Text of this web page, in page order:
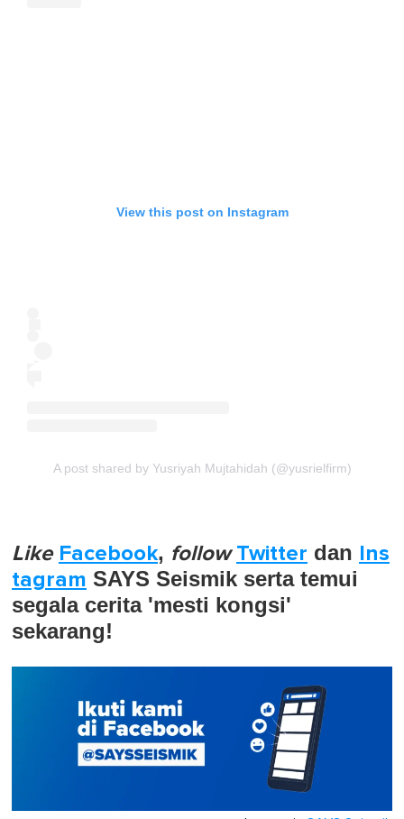
View this post on Instagram
A post shared by Yusriyah Mujtahidah (@yusrielfirm)
Like Facebook, follow Twitter dan Ins
tagram SAYS Seismik serta temui
segala cerita 'mesti kongsi'
sekarang!